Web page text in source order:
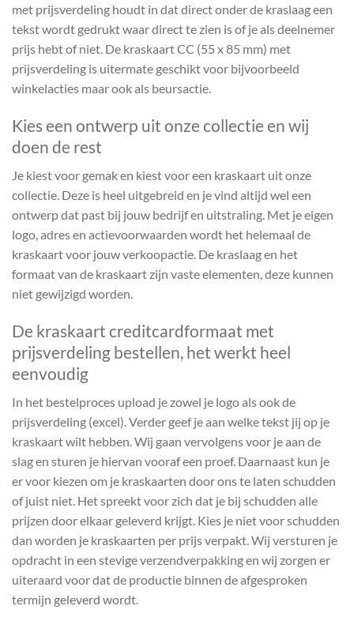
met prijsverdeling houdt in dat direct onder de kraslaag een
tekst wordt gedrukt waar direct te zien is of je als deelnemer
prijs hebt of niet. De kraskaart CC (55 x 85 mm) met
prijsverdeling is uitermate geschikt voor bijvoorbeeld
winkelacties maar ook als beursactie.
Kies een ontwerp uit onze collectie en wij
doen de rest
Je kiest voor gemak en kiest voor een kraskaart uit onze
collectie. Deze is heel uitgebreid en je vind altijd wel een
ontwerp dat past bij jouw bedrijf en uitstraling. Met je eigen
logo, adres en actievoorwaarden wordt het helemaal de
kraskaart voor jouw verkoopactie. De kraslaag en het
formaat van de kraskaart zijn vaste elementen, deze kunnen
niet gewijzigd worden.
De kraskaart creditcardformaat met
prijsverdeling bestellen, het werkt heel
eenvoudig
In het bestelproces upload je zowel je logo als ook de
prijsverdeling (excel). Verder geef je aan welke tekst jij op je
kraskaart wilt hebben. Wij gaan vervolgens voor je aan de
slag en sturen je hiervan vooraf een proef. Daarnaast kun je
er voor kiezen om je kraskaarten door ons te laten schudden
of juist niet. Het spreekt voor zich dat je bij schudden alle
prijzen door elkaar geleverd krijgt. Kies je niet voor schudden
dan worden je kraskaarten per prijs verpakt. Wij versturen je
opdracht in een stevige verzendverpakking en wij zorgen er
uiteraard voor dat de productie binnen de afgesproken
termijn geleverd wordt.